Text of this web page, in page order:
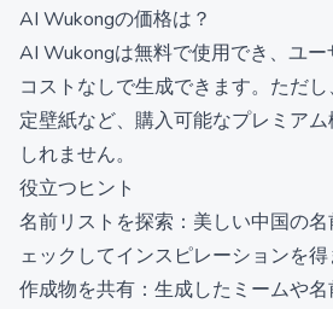
AI Wukongの価格は？
AI Wukongは無料で使用でき、ユ
コストなしで生成できます。ただ
定壁紙など、購入可能なプレミア
しれません。
役立つヒント
名前リストを探索：美しい中国の
ェックしてインスピレーションを得
作成物を共有：生成したミームや